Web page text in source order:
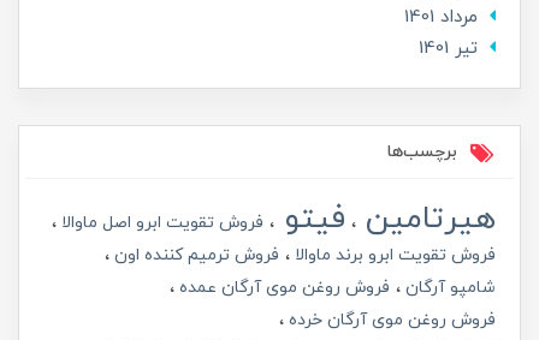
مرداد 1401
تير 1401
برچسب‌ها
هیرتامین فیتو
فروش تقویت ابرو اصل ماوالا
فروش تقویت ابرو برند ماوالا
فروش ترمیم کننده اون
شامپو آرگان
فروش روغن موی آرگان عمده
فروش روغن موی آرگان خرده